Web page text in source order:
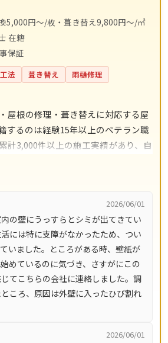
5,000円〜/枚・葺き替え9,800円〜/㎡
在籍
保証
法 葺き替え
雨樋修理
屋根の修理・葺き替えに対応する屋
するのは経験15年以上のベテラン職
計3,000件以上の施工実績があり、自
のため中間マージンがかかりませ
など工事別の料金目安を公開し、施
証付き。ドローン調査を含む現地調
は無料です。全国14都道府県対応
24時間受付、最短即日で駆けつけま
2026/06/01
内の壁にうっすらとシミが出てきてい
には特に支障がなかったため、つい
いました。ところがある時、壁紙が
めているのに気づき、さすがにこの
てこちらの会社に連絡しました。調
ころ、原因は外壁に入ったひび割れ
2026/06/01